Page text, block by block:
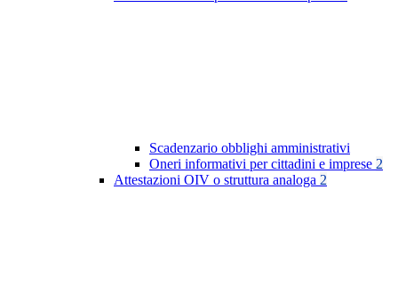
Scadenzario obblighi amministrativi
Oneri informativi per cittadini e imprese 2
Attestazioni OIV o struttura analoga 2